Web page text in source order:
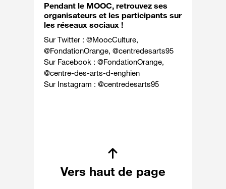
Pendant le MOOC, retrouvez ses
organisateurs et les participants sur
les réseaux sociaux !
Sur Twitter : @MoocCulture,
@FondationOrange, @centredesarts95
Sur Facebook : @FondationOrange,
@centre-des-arts-d-enghien
Sur Instagram : @centredesarts95
Vers haut de page